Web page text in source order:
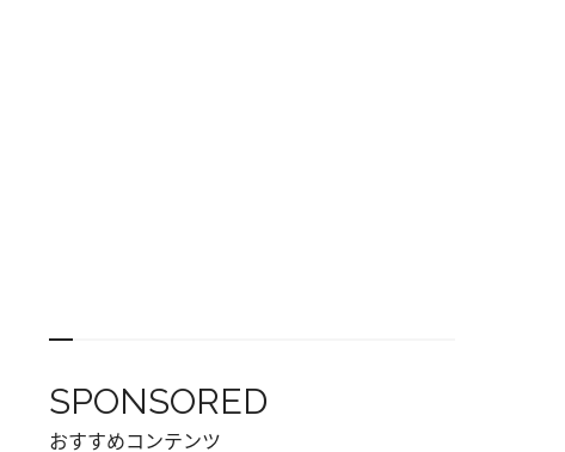
SPONSORED
おすすめコンテンツ